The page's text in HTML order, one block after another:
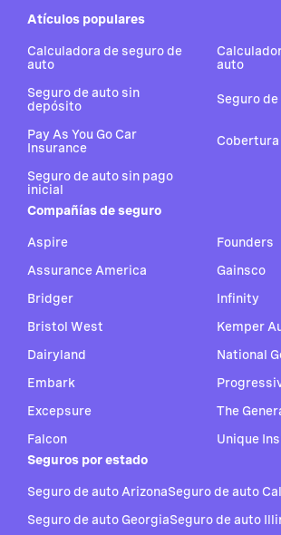
Atículos populares
Calculadora de seguro de
auto
auto
Seguro de auto sin
depósito
Seguro
Pay As You Go Car
Insurance
Seguro de auto sin pago
inicial
Compañías de seguro
Aspire
Assurance America
Bridger
Bristol West
Dairyland
Embark
Excepsure
Falcon
Founders
Gainsco
Infinity
Kemper
National
The
Unique
Seguros por estado
Seguro de auto ArizonaSeguro de auto
Seguro de auto GeorgiaSeguro de auto